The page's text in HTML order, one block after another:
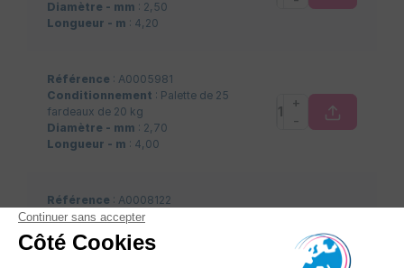
Diamètre - mm : 2,50
Longueur - m : 4,20
Référence : A0005981
Conditionnement : Palette de 25
fardeaux de 20 kg
Diamètre - mm : 2,70
Longueur - m : 4,00
+
-
Référence : A0008122
Conditionnement
fardeaux de 20 kg
Diamètre - mm: 2,70
-